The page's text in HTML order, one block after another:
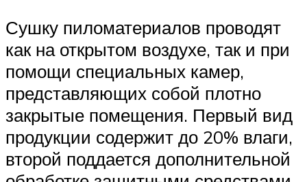
Сушку пиломатериалов проводят
как на открытом воздухе, так и при
помощи специальных камер,
представляющих собой плотно
закрытые помещения. Первый вид
продукции содержит до 20% влаги,
второй поддается дополнительной